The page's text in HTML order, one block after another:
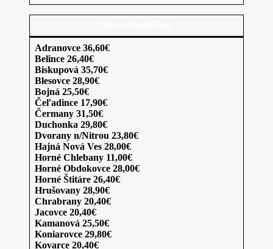
Adranovce 36,60€
Belince 26,40€
Biskupová 35,70€
Blesovce 28,90€
Bojná 25,50€
Čeľadince 17,90€
Čermany 31,50€
Duchonka 29,80€
Dvorany n/Nitrou 23,80€
Hajná Nová Ves 28,00€
Horné Chlebany 11,00€
Horné Obdokovce 28,00€
Horné Štitáre 26,40€
Hrušovany 28,90€
Chrabrany 20,40€
Jacovce 20,40€
Kamanová 25,50€
Koniarovce 29,80€
Kovarce 20,40€